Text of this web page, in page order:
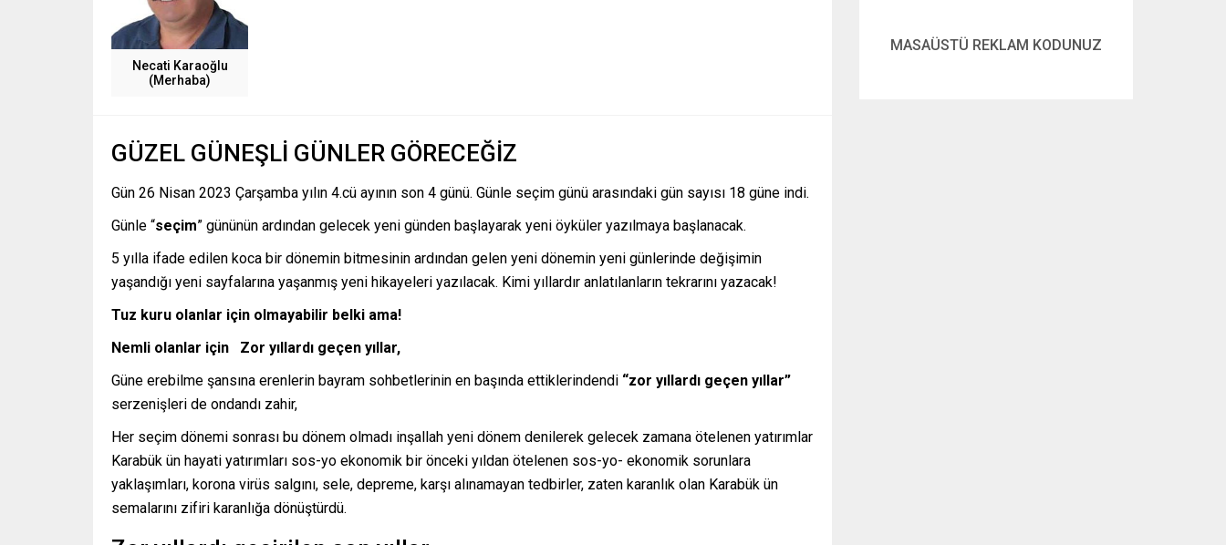
Necati Karaoğlu
(Merhaba)
GÜZEL GÜNEŞLİ GÜNLER GÖRECEĞİZ
Gün 26 Nisan 2023 Çarşamba yılın 4.cü ayının son 4 günü. Günle seçim günü arasındaki gün sayısı 18 güne indi.
Günle “seçim” gününün ardından gelecek yeni günden başlayarak yeni öyküler yazılmaya başlanacak.
5 yılla ifade edilen koca bir dönemin bitmesinin ardından gelen yeni dönemin yeni günlerinde değişimin
yaşandığı yeni sayfalarına yaşanmış yeni hikayeleri yazılacak. Kimi yıllardır anlatılanların tekrarını yazacak!
Tuz kuru olanlar için olmayabilir belki ama!
Nemli olanlar için Zor yıllardı geçen yıllar,
Güne erebilme şansına erenlerin bayram sohbetlerinin en başında ettiklerindendi “zor yıllardı geçen yıllar”
serzenişleri de ondandı zahir,
Her seçim dönemi sonrası bu dönem olmadı inşallah yeni dönem denilerek gelecek zamana ötelenen yatırımlar
Karabük ün hayati yatırımları sos-yo ekonomik bir önceki yıldan ötelenen sos-yo- ekonomik sorunlara
yaklaşımları, korona virüs salgını, sele, depreme, karşı alınamayan tedbirler, zaten karanlık olan Karabük ün
semalarını zifiri karanlığa dönüştürdü.
MASAÜSTÜ REKLAM KODUNUZ